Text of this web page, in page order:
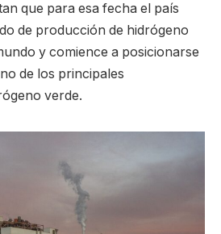
que para esa fecha el país
de producción de hidrógeno
y comience a posicionarse
de los principales
verde.